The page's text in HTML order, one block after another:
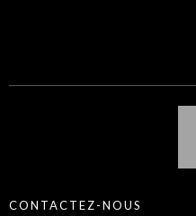
CONTACTEZ-NOUS